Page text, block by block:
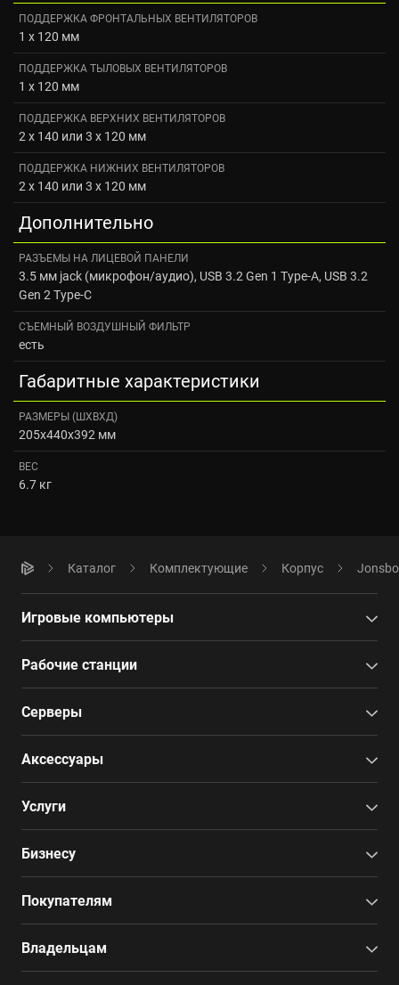
ПОДДЕРЖКА ФРОНТАЛЬНЫХ ВЕНТИЛЯТОРОВ
1 x 120 мм
ПОДДЕРЖКА ТЫЛОВЫХ ВЕНТИЛЯТОРОВ
1 x 120 мм
ПОДДЕРЖКА ВЕРХНИХ ВЕНТИЛЯТОРОВ
2 x 140 или 3 x 120 мм
ПОДДЕРЖКА НИЖНИХ ВЕНТИЛЯТОРОВ
2 x 140 или 3 x 120 мм
Дополнительно
РАЗЪЕМЫ НА ЛИЦЕВОЙ ПАНЕЛИ
3.5 мм jack (микрофон/аудио), USB 3.2 Gen 1 Type-A, USB 3.2
Gen 2 Type-C
СЪЕМНЫЙ ВОЗДУШНЫЙ ФИЛЬТР
есть
Габаритные характеристики
РАЗМЕРЫ (ШXВXД)
205x440x392 мм
ВЕС
6.7 кг
Каталог Комплектующие Корпус
Игровые компьютеры
Рабочие станции
Серверы
Аксессуары
Услуги
Бизнесу
Покупателям
Владельцам